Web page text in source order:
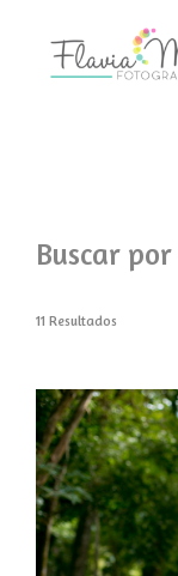
Buscar por
11 Resultados